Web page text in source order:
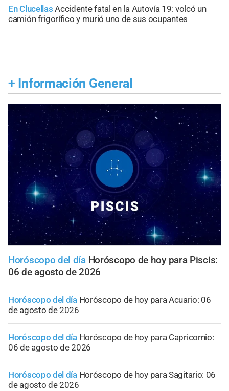
En Clucellas Accidente fatal en la Autovía 19: volcó un
camión frigorífico y murió uno de sus ocupantes
+ Información General
Horóscopo del día Horóscopo de hoy para Piscis:
06 de agosto de 2026
Horóscopo del día Horóscopo de hoy para Acuario: 06
de agosto de 2026
Horóscopo del día Horóscopo de hoy para Capricornio:
06 de agosto de 2026
Horóscopo del día Horóscopo de hoy para Sagitario: 06
de agosto de 2026